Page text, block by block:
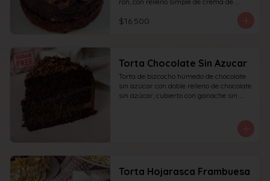
ganache de chocolate. Recomendada
$16.500
Torta Chocolate Sin Azucar
Torta de bizcocho húmedo de chocolate
sin azúcar con doble relleno de chocolate
sin azúcar, cubierto con ganache sin
Torta Hojarasca Frambuesa